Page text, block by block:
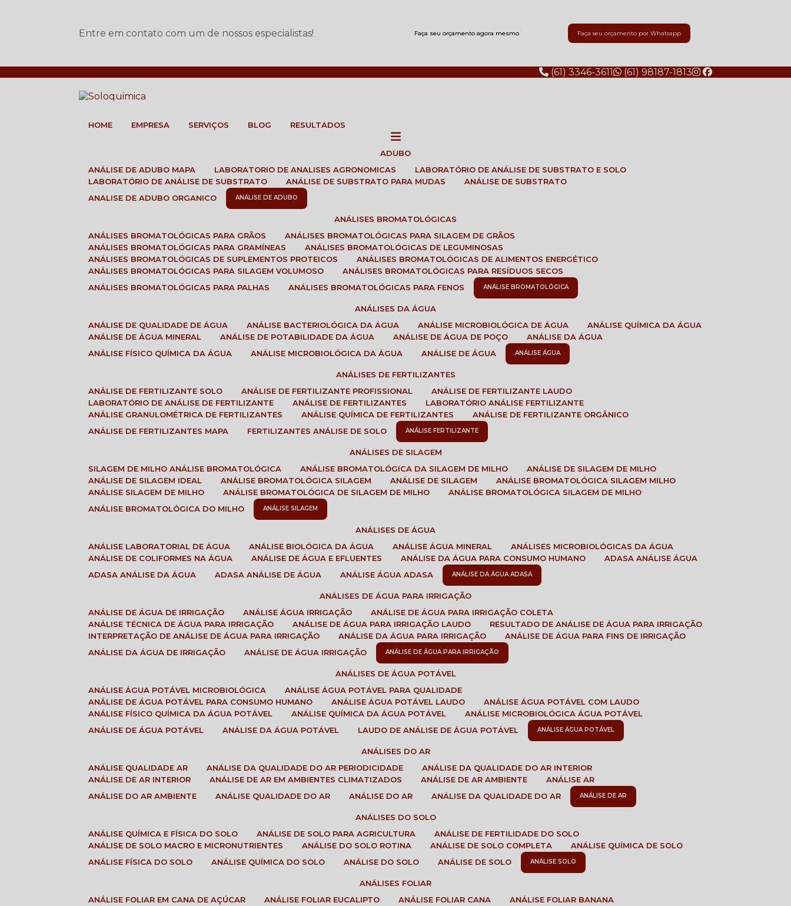
Entre em contato com um de nossos especialistas! Faça seu orçamento agora mesmo Faça seu orçamento por Whatsapp
(61) 3346-3611 (61) 98187-1813
HOME EMPRESA SERVIÇOS BLOG RESULTADOS
ADUBO
ANÁLISE DE ADUBO MAPA
LABORATORIO DE ANALISES AGRONOMICAS
LABORATÓRIO DE ANÁLISE DE SUBSTRATO E SOLO
LABORATÓRIO DE ANÁLISE DE SUBSTRATO
ANÁLISE DE SUBSTRATO PARA MUDAS
ANÁLISE DE SUBSTRATO
ANALISE DE ADUBO ORGANICO
ANÁLISE DE ADUBO
ANÁLISES BROMATOLÓGICAS
ANÁLISES BROMATOLÓGICAS PARA GRÃOS
ANÁLISES BROMATOLÓGICAS PARA SILAGEM DE GRÃOS
ANÁLISES BROMATOLÓGICAS PARA GRAMÍNEAS
ANÁLISES BROMATOLÓGICAS DE LEGUMINOSAS
ANÁLISES BROMATOLÓGICAS DE SUPLEMENTOS PROTEICOS
ANÁLISES BROMATOLÓGICAS DE ALIMENTOS ENERGÉTICO
ANÁLISES BROMATOLÓGICAS PARA SILAGEM VOLUMOSO
ANÁLISES BROMATOLÓGICAS PARA RESÍDUOS SECOS
ANÁLISES BROMATOLÓGICAS PARA PALHAS
ANÁLISES BROMATOLÓGICAS PARA FENOS ANÁLISE BROMATOLÓGICA
ANÁLISES DA ÁGUA
ANÁLISE DE QUALIDADE DE ÁGUA
ANÁLISE BACTERIOLÓGICA DA ÁGUA ANÁLISE MICROBIOLÓGICA DE ÁGUA
ANÁLISE QUÍMICA DA ÁGUA
ANÁLISE DE ÁGUA MINERAL
ANÁLISE DE POTABILIDADE DA ÁGUA ANÁLISE DE ÁGUA DE POÇO
ANÁLISE DA ÁGUA
ANÁLISE FÍSICO QUÍMICA DA ÁGUA
ANÁLISE MICROBIOLÓGICA DA ÁGUA ANÁLISE DE ÁGUA ANÁLISE ÁGUA
ANÁLISES DE FERTILIZANTES
ANÁLISE DE FERTILIZANTE SOLO
ANÁLISE DE FERTILIZANTE PROFISSIONAL
ANÁLISE DE FERTILIZANTE LAUDO
LABORATÓRIO DE ANÁLISE DE FERTILIZANTE
ANÁLISE DE FERTILIZANTES
LABORATÓRIO ANÁLISE FERTILIZANTE
ANÁLISE GRANULOMÉTRICA DE FERTILIZANTES
ANÁLISE QUÍMICA DE FERTILIZANTES
ANÁLISE DE FERTILIZANTE ORGÂNICO
ANÁLISE DE FERTILIZANTES MAPA
FERTILIZANTES ANÁLISE DE SOLO ANÁLISE FERTILIZANTE
ANÁLISES DE SILAGEM
SILAGEM DE MILHO ANÁLISE BROMATOLÓGICA
ANÁLISE BROMATOLÓGICA DA SILAGEM DE MILHO
ANÁLISE DE SILAGEM DE MILHO
ANÁLISE DE SILAGEM IDEAL
ANÁLISE BROMATOLÓGICA SILAGEM ANÁLISE DE SILAGEM
ANÁLISE BROMATOLÓGICA SILAGEM MILHO
ANÁLISE SILAGEM DE MILHO
ANÁLISE BROMATOLÓGICA DE SILAGEM DE MILHO
ANÁLISE BROMATOLÓGICA SILAGEM DE MILHO
ANÁLISE BROMATOLÓGICA DO MILHO
ANÁLISE SILAGEM
ANÁLISES DE ÁGUA
ANÁLISE LABORATORIAL DE ÁGUA
ANÁLISE BIOLÓGICA DA ÁGUA ANÁLISE ÁGUA MINERAL
ANÁLISES MICROBIOLÓGICAS DA ÁGUA
ANÁLISE DE COLIFORMES NA ÁGUA
ANÁLISE DE ÁGUA E EFLUENTES ANÁLISE DA ÁGUA PARA CONSUMO HUMANO
ADASA ANÁLISE ÁGUA
ADASA ANÁLISE DA ÁGUA
ADASA ANÁLISE DE ÁGUA ANÁLISE ÁGUA ADASA ANÁLISE DA ÁGUA ADASA
ANÁLISES DE ÁGUA PARA IRRIGAÇÃO
ANÁLISE DE ÁGUA DE IRRIGAÇÃO
ANÁLISE ÁGUA IRRIGAÇÃO
ANÁLISE DE ÁGUA PARA IRRIGAÇÃO COLETA
ANÁLISE TÉCNICA DE ÁGUA PARA IRRIGAÇÃO
ANÁLISE DE ÁGUA PARA IRRIGAÇÃO LAUDO
RESULTADO DE ANÁLISE DE ÁGUA PARA IRRIGAÇÃO
INTERPRETAÇÃO DE ANÁLISE DE ÁGUA PARA IRRIGAÇÃO
ANÁLISE DA ÁGUA PARA IRRIGAÇÃO
ANÁLISE DE ÁGUA PARA FINS DE IRRIGAÇÃO
ANÁLISE DA ÁGUA DE IRRIGAÇÃO
ANÁLISE DE ÁGUA IRRIGAÇÃO ANÁLISE DE ÁGUA PARA IRRIGAÇÃO
ANÁLISES DE ÁGUA POTÁVEL
ANÁLISE ÁGUA POTÁVEL MICROBIOLÓGICA
ANÁLISE ÁGUA POTÁVEL PARA QUALIDADE
ANÁLISE DE ÁGUA POTÁVEL PARA CONSUMO HUMANO
ANÁLISE ÁGUA POTÁVEL LAUDO
ANÁLISE ÁGUA POTÁVEL COM LAUDO
ANÁLISE FÍSICO QUÍMICA DA ÁGUA POTÁVEL
ANÁLISE QUÍMICA DA ÁGUA POTÁVEL
ANÁLISE MICROBIOLÓGICA ÁGUA POTÁVEL
ANÁLISE DE ÁGUA POTÁVEL
ANÁLISE DA ÁGUA POTÁVEL LAUDO DE ANÁLISE DE ÁGUA POTÁVEL ANÁLISE ÁGUA POTÁVEL
ANÁLISES DO AR
ANÁLISE QUALIDADE AR
ANÁLISE DA QUALIDADE DO AR PERIODICIDADE
ANÁLISE DA QUALIDADE DO AR INTERIOR
ANÁLISE DE AR INTERIOR
ANÁLISE DE AR EM AMBIENTES CLIMATIZADOS ANÁLISE DE AR AMBIENTE
ANÁLISE AR
ANÁLISE DO AR AMBIENTE
ANÁLISE QUALIDADE DO AR ANÁLISE DO AR ANÁLISE DA QUALIDADE DO AR ANÁLISE DE AR
ANÁLISES DO SOLO
ANÁLISE QUÍMICA E FÍSICA DO SOLO
ANÁLISE DE SOLO PARA AGRICULTURA
ANÁLISE DE FERTILIDADE DO SOLO
ANÁLISE DE SOLO MACRO E MICRONUTRIENTES
ANÁLISE DO SOLO ROTINA ANÁLISE DE SOLO COMPLETA
ANÁLISE QUÍMICA DE SOLO
ANÁLISE FÍSICA DO SOLO
ANÁLISE QUÍMICA DO SOLO ANÁLISE DO SOLO ANÁLISE DE SOLO ANÁLISE SOLO
ANÁLISES FOLIAR
ANÁLISE FOLIAR EM CANA DE AÇÚCAR
ANÁLISE FOLIAR EUCALIPTO ANÁLISE FOLIAR CANA
ANÁLISE FOLIAR BANANA